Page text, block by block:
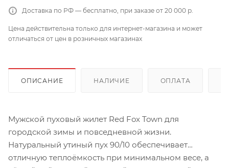
Доставка по РФ — бесплатно, при заказе от 20 000 р.
Цена действительна только для интернет-магазина и может
отличаться от цен в розничных магазинах
ОПИСАНИЕ НАЛИЧИЕ ОПЛАТА
Мужской пуховый жилет Red Fox Town для
городской зимы и повседневной жизни.
Натуральный утиный пух 90/10 обеспечивает
отличную теплоёмкость при минимальном весе, а